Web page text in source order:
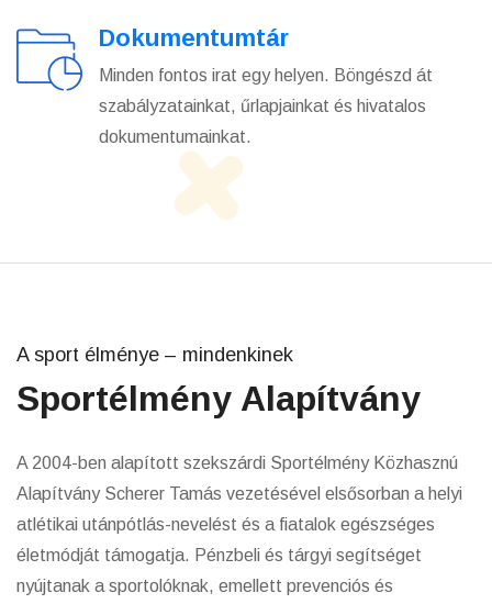
Dokumentumtár
Minden fontos irat egy helyen. Böngészd át
szabályzatainkat, űrlapjainkat és hivatalos
dokumentumainkat.
A sport élménye – mindenkinek
Sportélmény Alapítvány
A 2004-ben alapított szekszárdi Sportélmény Közhasznú
Alapítvány Scherer Tamás vezetésével elsősorban a helyi
atlétikai utánpótlás-nevelést és a fiatalok egészséges
életmódját támogatja. Pénzbeli és tárgyi segítséget
nyújtanak a sportolóknak, emellett prevenciós és